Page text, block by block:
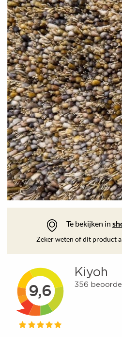
Te bekijken in
Zeker weten of dit product